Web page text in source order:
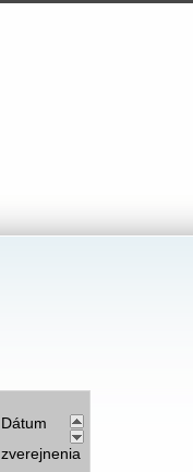
Dátum
zverejnenia